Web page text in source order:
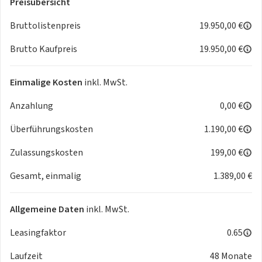
Aussenspiegel, Teilbare Ruecksitzlehne, Tempomat, Park
Distance Control, Multifunktionslenkrad, Mittelarmlehne,
Geschwindigkeitsbegrenzungsanlage
Rückfahrkamera
Seitenairbags, Alarmanlage, ESP, Reifendruckkontrolle,
Notrufsystem, Pannenkit
-Entertainment:Navigationssystem, Radio,
Freisprecheinrichtung, Apple CarPlay, Android Auto, DAB,
-Umwelt:Grüne Umweltplakette
Sonstiges:
in Wagenfarbe, Lenkradheizung, Spoiler
Bruttolistenpreis
19.950,00 €
Brutto Kaufpreis
19.950,00 €
Einmalige Kosten inkl. MwSt.
Anzahlung
0,00 €
Überführungskosten
1.190,00 €
Zulassungskosten
199,00 €
Gesamt, einmalig
1.389,00 €
Allgemeine Daten inkl. MwSt.
Leasingfaktor
0.65
Laufzeit
48 Monate